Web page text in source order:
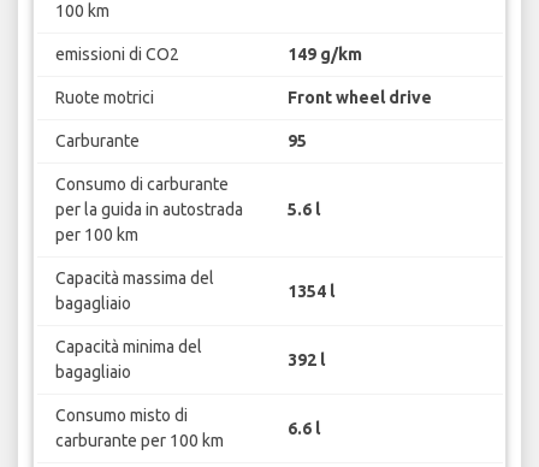
100 km
emissioni di CO2 149 g/km
Ruote motrici Front wheel drive
Carburante 95
Consumo di carburante
per la guida in autostrada
per 100 km
5.6 l
Capacità massima del
bagagliaio
1354 l
Capacità minima del
bagagliaio
392 l
Consumo misto di
carburante per 100 km
6.6 l